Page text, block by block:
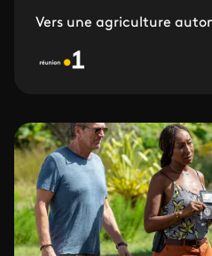
Vers une agriculture